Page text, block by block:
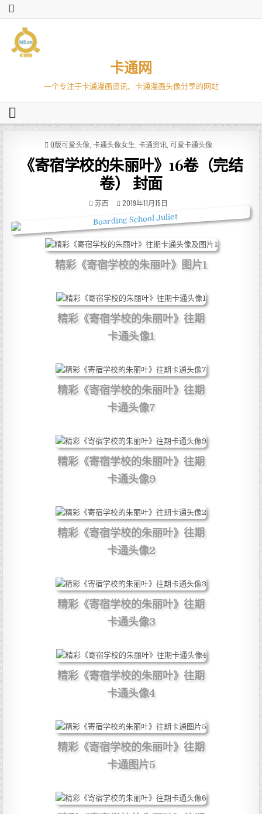
卡通网
一个专注于卡通漫画资讯、卡通漫画头像分享的网站
P
S
T
Q版可爱头像 卡通头像女生 卡通资讯, 可爱卡通头像
《寄宿学校的朱丽叶》16卷（完结
卷） 封面
苏西 2019年11月15日
精彩《寄宿学校的朱丽叶》图片1
精彩《寄宿学校的朱丽叶》往期
卡通头像1
精彩《寄宿学校的朱丽叶》往期
卡通头像7
精彩《寄宿学校的朱丽叶》往期
卡通头像9
精彩《寄宿学校的朱丽叶》往期
卡通头像2
精彩《寄宿学校的朱丽叶》往期
卡通头像3
精彩《寄宿学校的朱丽叶》往期
卡通头像4
精彩《寄宿学校的朱丽叶》往期
卡通图片5